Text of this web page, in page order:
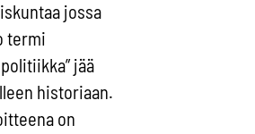
jossa
termi
jää
historiaan.
on